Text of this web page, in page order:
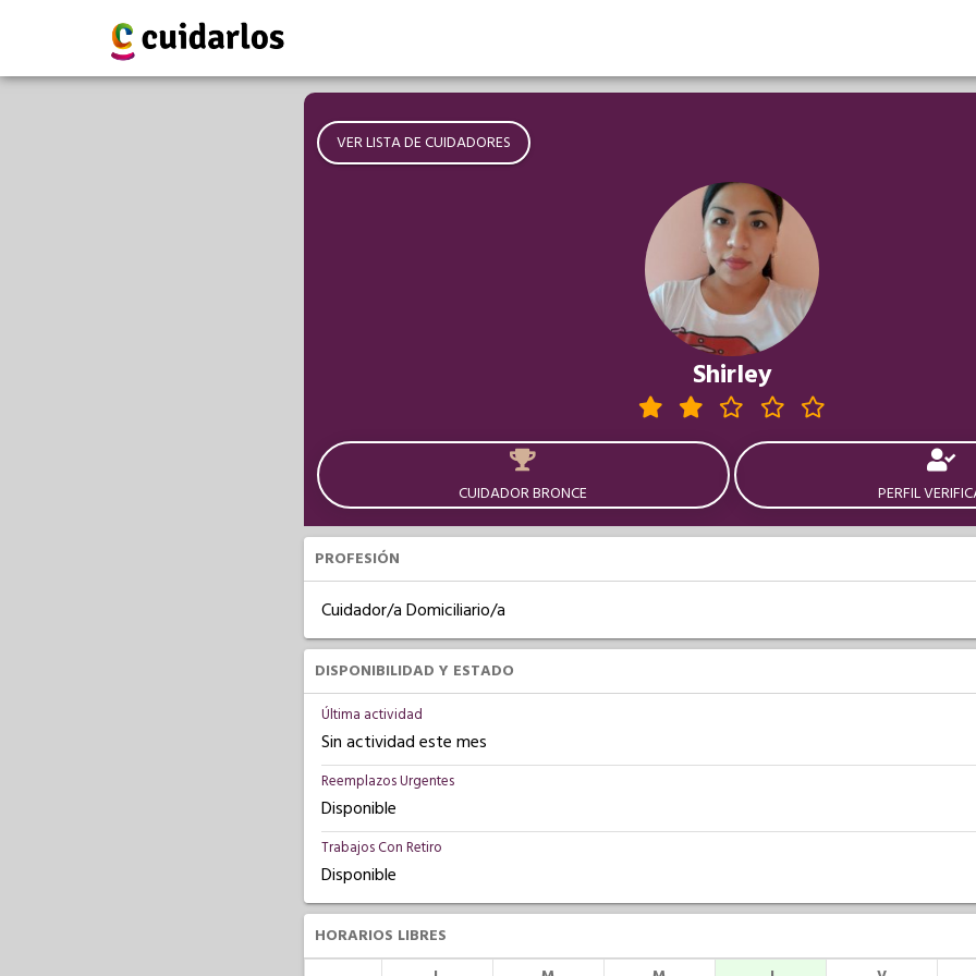
VER LISTA DE CUIDADORES
Shirley
CUIDADOR BRONCE PERFIL
PROFESIÓN
Cuidador/a Domiciliario/a
DISPONIBILIDAD Y ESTADO
Última actividad
Sin actividad este mes
Reemplazos Urgentes
Disponible
Trabajos Con Retiro
Disponible
HORARIOS LIBRES